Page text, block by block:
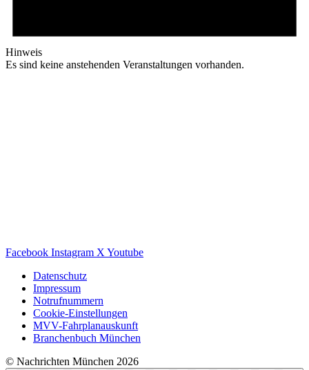
Hinweis
Es sind keine anstehenden Veranstaltungen vorhanden.
Facebook Instagram X Youtube
Datenschutz
Impressum
Notrufnummern
Cookie-Einstellungen
MVV-Fahrplanauskunft
Branchenbuch München
© Nachrichten München 2026